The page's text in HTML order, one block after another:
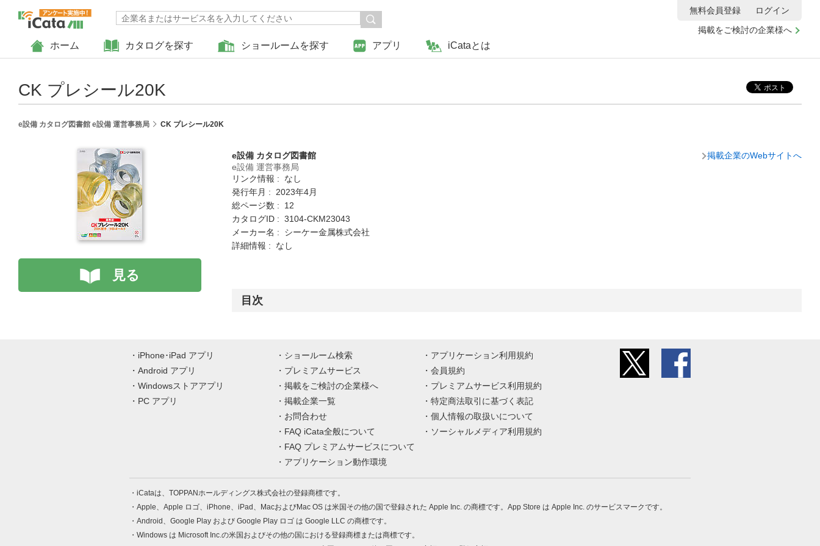
ホーム カタログを探す ショールームを探す アプリ iCataとは
掲載をご検討の企業様へ
無料会員登録 ログイン
CK プレシール20K
e設備 カタログ図書館 e設備 運営事務局 CK プレシール20K
見る
e設備 カタログ図書館
e設備 運営事務局
リンク情報 : なし
発行年月 : 2023年4月
総ページ数 : 12
カタログID : 3104-CKM23043
メーカー名 : シーケー金属株式会社
詳細情報 : なし
掲載企業のWebサイトへ
目次
iPhone･iPad アプリ
Android アプリ
Windowsストアアプリ
PC アプリ
ショールーム検索
プレミアムサービス
掲載をご検討の企業様へ
掲載企業一覧
お問合わせ
FAQ iCata全般について
FAQ プレミアムサービスについて
アプリケーション動作環境
アプリケーション利用規約
会員規約
プレミアムサービス利用規約
特定商法取引に基づく表記
個人情報の取扱いについて
ソーシャルメディア利用規約
iCataは、TOPPANホールディングス株式会社の登録商標です。
Apple、Apple ロゴ、iPhone、iPad、MacおよびMac OS は米国その他の国で登録された Apple Inc. の商標です。App Store は Apple Inc. のサービスマークです。
Android、Google Play および Google Play ロゴ は Google LLC の商標です。
Windows は Microsoft Inc.の米国およびその他の国における登録商標または商標です。